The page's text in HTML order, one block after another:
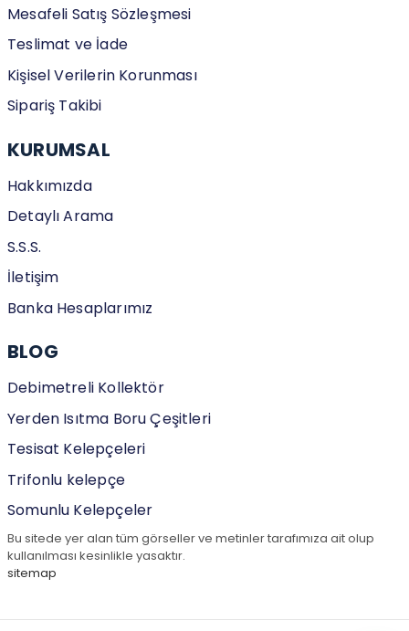
Mesafeli Satış Sözleşmesi
Teslimat ve İade
Kişisel Verilerin Korunması
Sipariş Takibi
KURUMSAL
Hakkımızda
Detaylı Arama
S.S.S.
İletişim
Banka Hesaplarımız
BLOG
Debimetreli Kollektör
Yerden Isıtma Boru Çeşitleri
Tesisat Kelepçeleri
Trifonlu kelepçe
Somunlu Kelepçeler
Bu sitede yer alan tüm görseller ve metinler tarafımıza ait olup
kullanılması kesinlikle yasaktır.
sitemap